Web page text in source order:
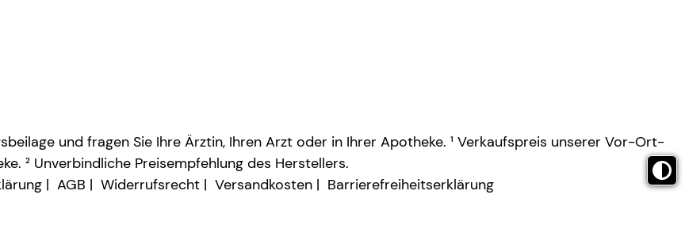
und fragen Sie Ihre Ärztin, Ihren Arzt oder in Ihrer Apotheke. ¹ Verkaufspreis unserer Vor-Ort-
² Unverbindliche Preisempfehlung des Herstellers.
AGB Widerrufsrecht Versandkosten Barrierefreiheitserklärung